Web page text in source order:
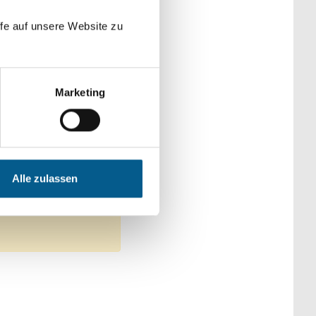
auf unsere Website zu
Marketing
Alle zulassen
Kategorien